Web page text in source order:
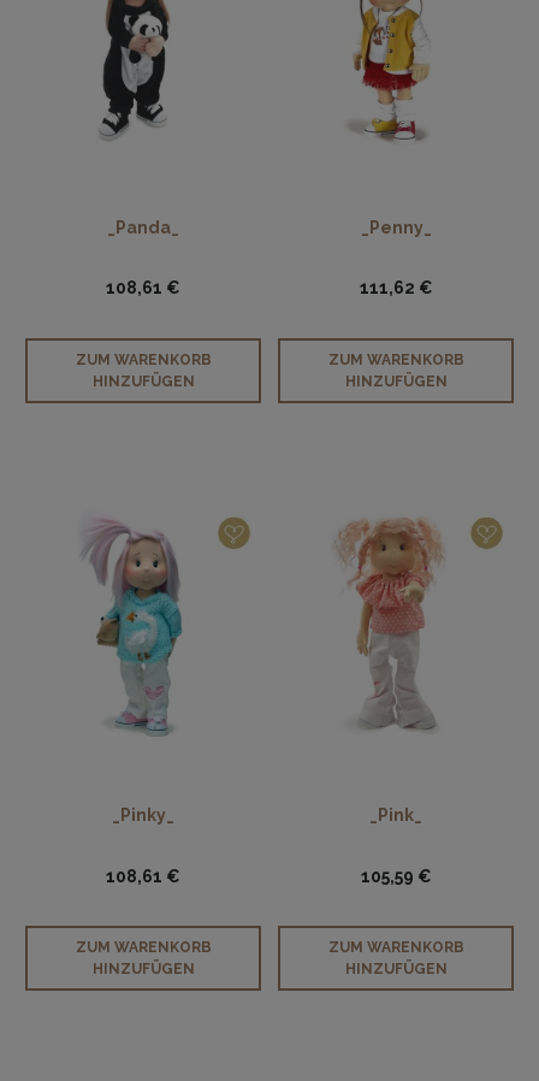
_Panda_
108,61 €
ZUM WARENKORB
HINZUFÜGEN
_Penny_
111,62 €
ZUM WARENKORB
HINZUFÜGEN
_Pinky_
108,61 €
ZUM WARENKORB
HINZUFÜGEN
_Pink_
105,59 €
ZUM WARENKORB
HINZUFÜGEN